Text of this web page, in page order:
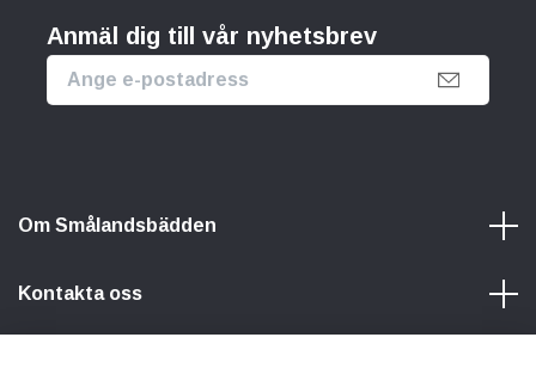
Anmäl dig till vår nyhetsbrev
Om Smålandsbädden
Kontakta oss